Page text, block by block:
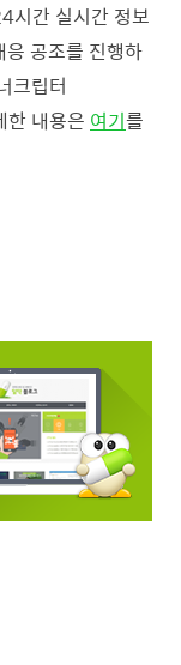
시간 실시간 정보
공조를 진행하
크립터
한 내용은 여기를